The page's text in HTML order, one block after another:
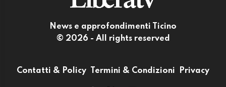
News e approfondimenti Ticino
© 2026 - All rights reserved
Contatti & Policy Termini & Condizioni Privacy